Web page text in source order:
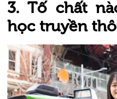
3. Tố chất
học truyền